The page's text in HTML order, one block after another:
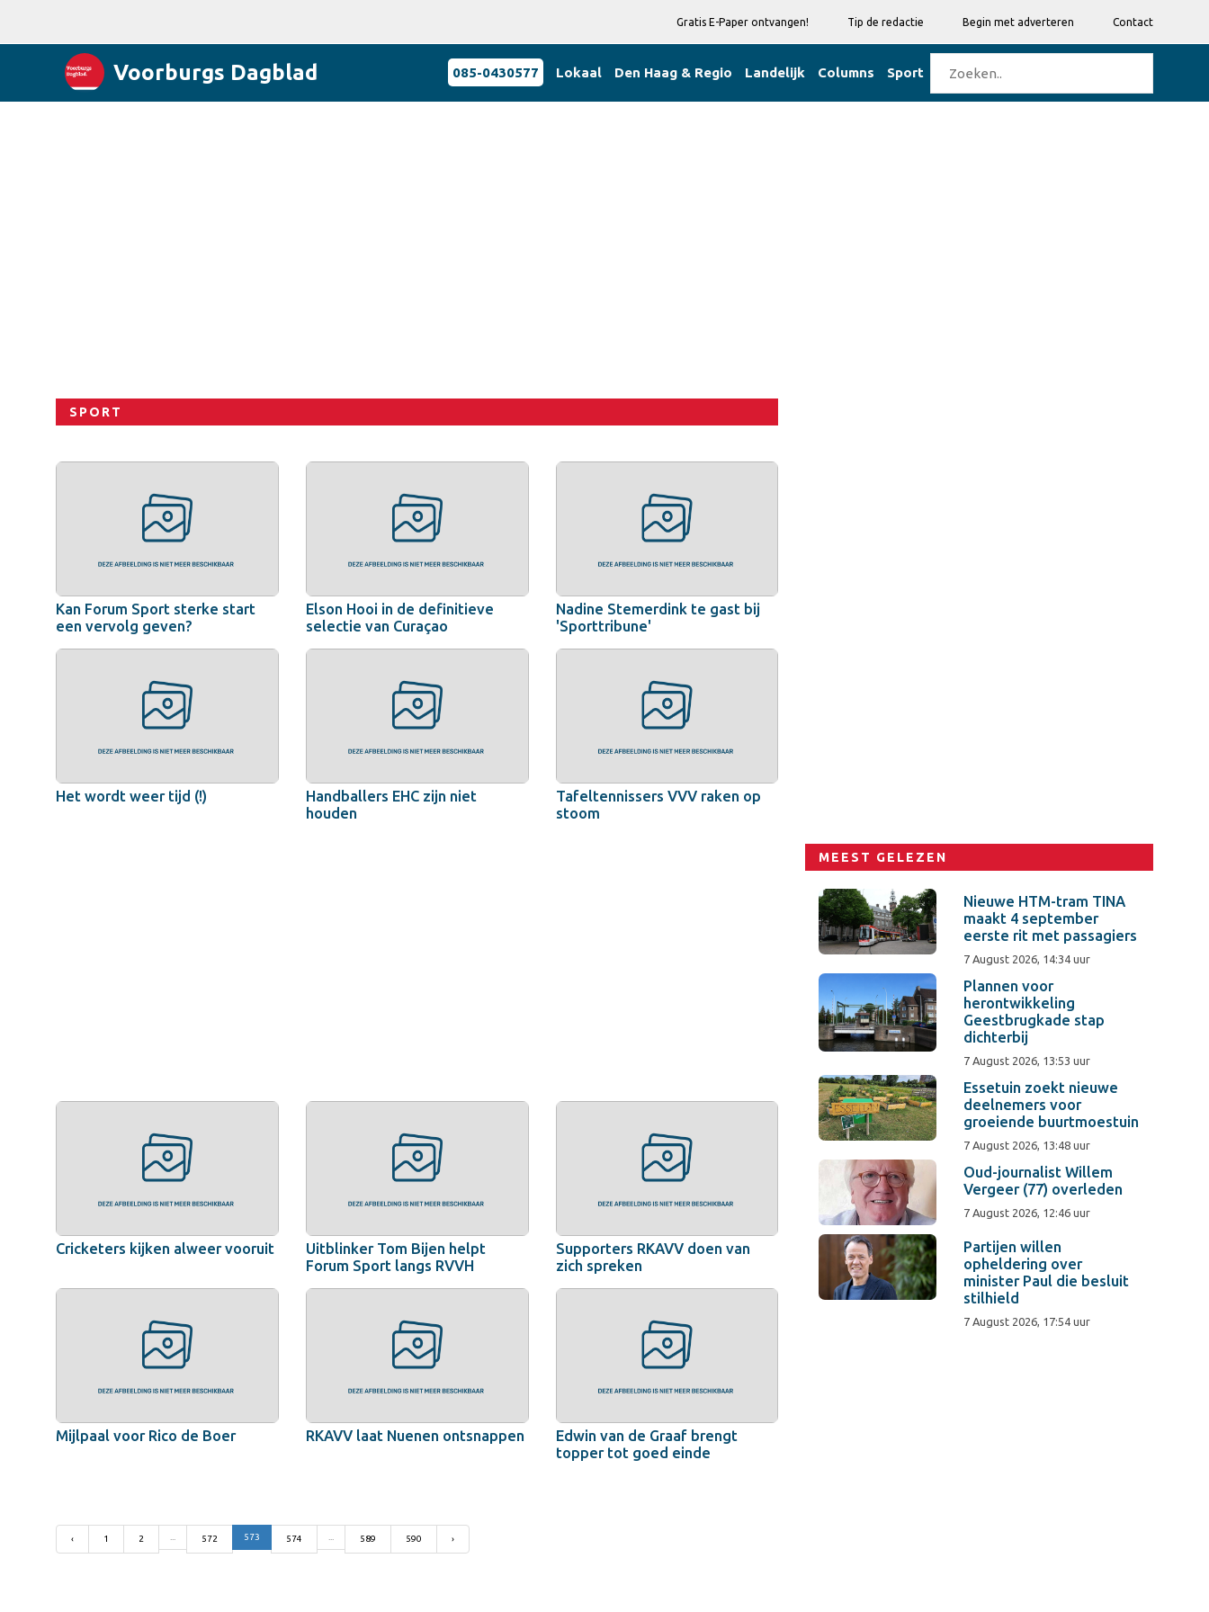
Gratis E-Paper ontvangen! Tip de redactie Begin met adverteren Contact
Voorburgs Dagblad 085-0430577 Lokaal Den Haag & Regio Landelijk Columns Sport
SPORT
Kan Forum Sport sterke start
een vervolg geven?
Elson Hooi in de definitieve
selectie van Curaçao
Nadine Stemerdink te gast bij
'Sporttribune'
Het wordt weer tijd (!)
Handballers EHC zijn niet
houden
Tafeltennissers VVV raken op
stoom
Cricketers kijken alweer vooruit
Uitblinker Tom Bijen helpt
Forum Sport langs RVVH
Supporters RKAVV doen van
zich spreken
Mijlpaal voor Rico de Boer RKAVV laat Nuenen ontsnappen
Edwin van de Graaf brengt
topper tot goed einde
‹ 1 2 572 573 574 589 590 ›
MEEST GELEZEN
Nieuwe HTM-tram TINA
maakt 4 september
eerste rit met passagiers
7 August 2026, 14:34 uur
Plannen voor
herontwikkeling
Geestbrugkade stap
dichterbij
7 August 2026, 13:53 uur
Essetuin zoekt nieuwe
deelnemers voor
groeiende buurtmoestuin
7 August 2026, 13:48 uur
Oud-journalist Willem
Vergeer (77) overleden
7 August 2026, 12:46 uur
Partijen willen
opheldering over
minister Paul die besluit
stilhield
7 August 2026, 17:54 uur